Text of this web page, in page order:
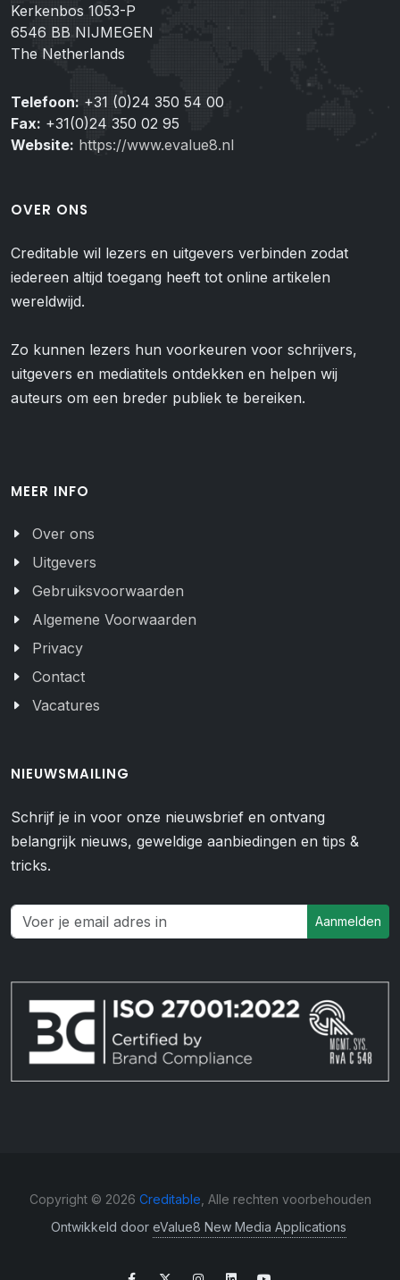
Kerkenbos 1053-P
6546 BB NIJMEGEN
The Netherlands
Telefoon: +31 (0)24 350 54 00
Fax: +31(0)24 350 02 95
Website: https://www.evalue8.nl
OVER ONS
Creditable wil lezers en uitgevers verbinden zodat
iedereen altijd toegang heeft tot online artikelen
wereldwijd.
Zo kunnen lezers hun voorkeuren voor schrijvers,
uitgevers en mediatitels ontdekken en helpen wij
auteurs om een breder publiek te bereiken.
MEER INFO
Over ons
Uitgevers
Gebruiksvoorwaarden
Algemene Voorwaarden
Privacy
Contact
Vacatures
NIEUWSMAILING
Schrijf je in voor onze nieuwsbrief en ontvang
belangrijk nieuws, geweldige aanbiedingen en tips &
tricks.
Aanmelden
Copyright © 2026 Creditable , Alle rechten voorbehouden
Ontwikkeld door eValue8 New Media Applications